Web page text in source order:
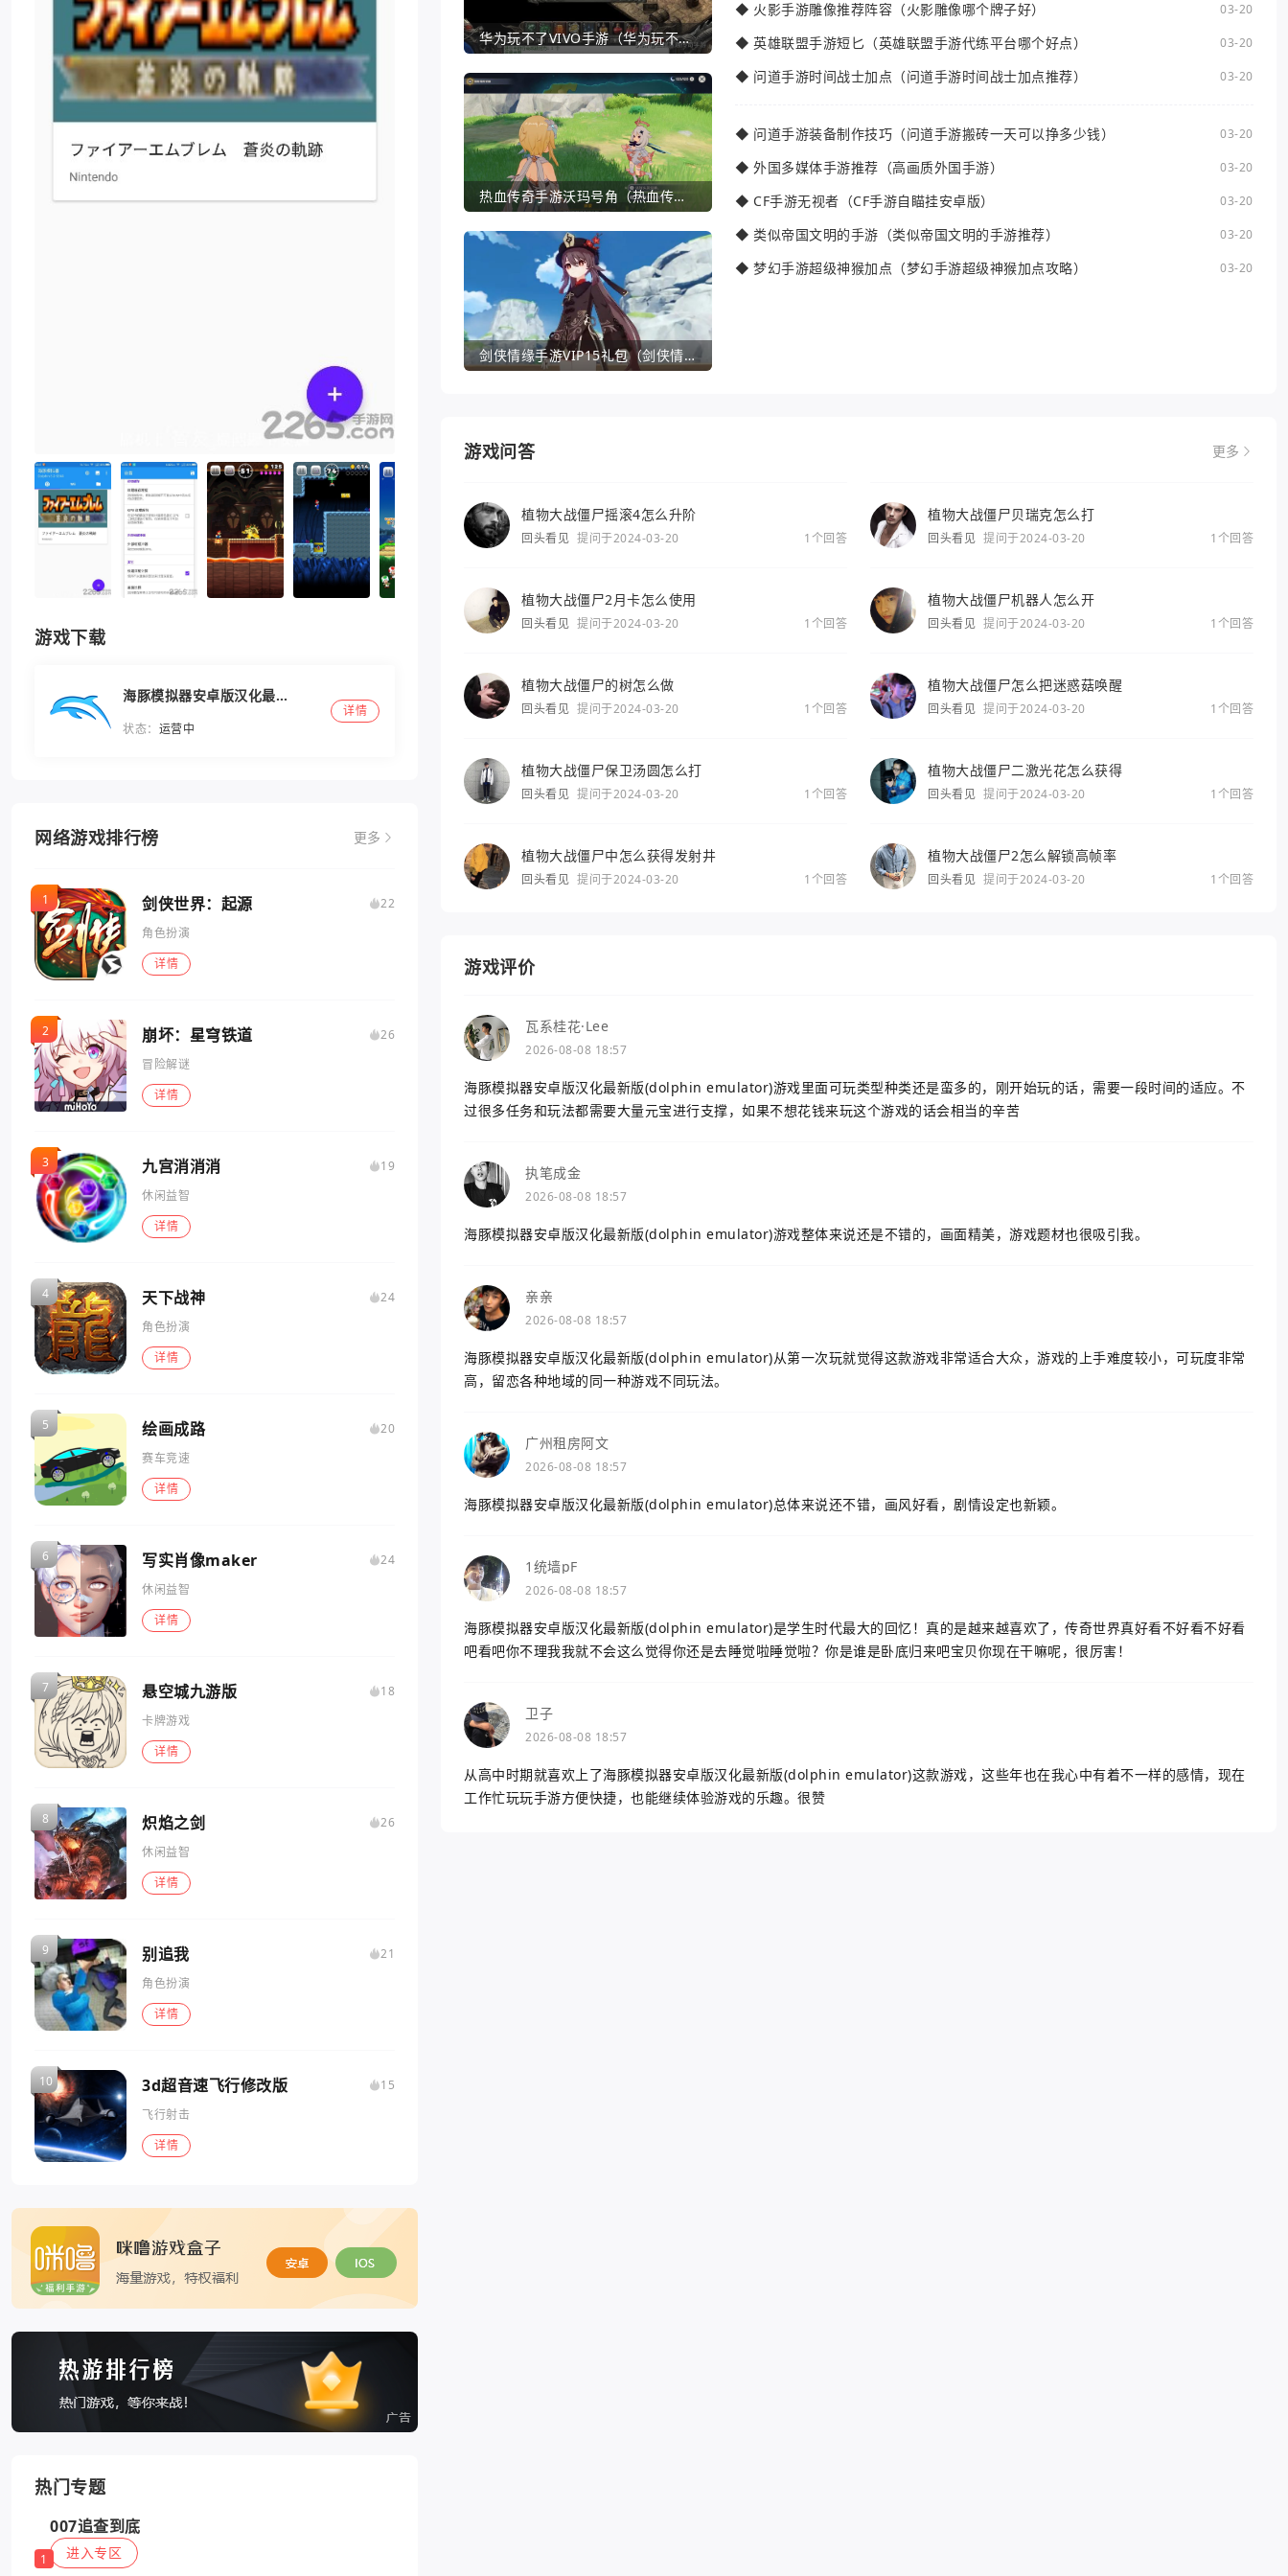
游戏下载
海豚模拟器安卓版汉化最新
状态： 运营中
详情
网络游戏排行榜 更多
剑侠世界：起源
22
角色扮演
详情
崩坏：星穹铁道
26
冒险解谜
详情
九宫消消消
19
休闲益智
详情
天下战神
24
角色扮演
详情
绘画成路
20
赛车竞速
详情
写实肖像maker
24
休闲益智
详情
悬空城九游版
18
卡牌游戏
详情
炽焰之剑
26
休闲益智
详情
别追我
21
角色扮演
详情
3d超音速飞行修改版
15
飞行射击
详情
热门专题
1
007追查到底
进入专区
华为玩不了VIVO手游（华为玩不了VIVO手游怎么办）
热血传奇手游沃玛号角（热血传奇沃玛装备隐藏属性）
剑侠情缘手游VIP15礼包（剑侠情缘手游VIP1到18一共要花多少钱）
◆ 火影手游雕像推荐阵容（火影雕像哪个牌子好） 03-20
◆ 英雄联盟手游短匕（英雄联盟手游代练平台哪个好点） 03-20
◆ 问道手游时间战士加点（问道手游时间战士加点推荐） 03-20
◆ 问道手游装备制作技巧（问道手游搬砖一天可以挣多少钱） 03-20
◆ 外国多媒体手游推荐（高画质外国手游） 03-20
◆ CF手游无视者（CF手游自瞄挂安卓版） 03-20
◆ 类似帝国文明的手游（类似帝国文明的手游推荐） 03-20
◆ 梦幻手游超级神猴加点（梦幻手游超级神猴加点攻略） 03-20
游戏问答 更多
植物大战僵尸摇滚4怎么升阶
回头看见 提问于2024-03-20 1个回答
植物大战僵尸贝瑞克怎么打
回头看见 提问于2024-03-20 1个回答
植物大战僵尸2月卡怎么使用
回头看见 提问于2024-03-20 1个回答
植物大战僵尸机器人怎么开
回头看见 提问于2024-03-20 1个回答
植物大战僵尸的树怎么做
回头看见 提问于2024-03-20 1个回答
植物大战僵尸怎么把迷惑菇唤醒
回头看见 提问于2024-03-20 1个回答
植物大战僵尸保卫汤圆怎么打
回头看见 提问于2024-03-20 1个回答
植物大战僵尸二激光花怎么获得
回头看见 提问于2024-03-20 1个回答
植物大战僵尸中怎么获得发射井
回头看见 提问于2024-03-20 1个回答
植物大战僵尸2怎么解锁高帧率
回头看见 提问于2024-03-20 1个回答
游戏评价
瓦系桂花·Lee
2026-08-08 18:57
海豚模拟器安卓版汉化最新版(dolphin emulator)游戏里面可玩类型种类还是蛮多的，刚开始玩的话，需要一段时间的适应。不
过很多任务和玩法都需要大量元宝进行支撑，如果不想花钱来玩这个游戏的话会相当的辛苦
执笔成金
2026-08-08 18:57
海豚模拟器安卓版汉化最新版(dolphin emulator)游戏整体来说还是不错的，画面精美，游戏题材也很吸引我。
亲亲
2026-08-08 18:57
海豚模拟器安卓版汉化最新版(dolphin emulator)从第一次玩就觉得这款游戏非常适合大众，游戏的上手难度较小，可玩度非常
高，留恋各种地域的同一种游戏不同玩法。
广州租房阿文
2026-08-08 18:57
海豚模拟器安卓版汉化最新版(dolphin emulator)总体来说还不错，画风好看，剧情设定也新颖。
1统墙pF
2026-08-08 18:57
海豚模拟器安卓版汉化最新版(dolphin emulator)是学生时代最大的回忆！真的是越来越喜欢了，传奇世界真好看不好看不好看
吧看吧你不理我我就不会这么觉得你还是去睡觉啦睡觉啦？你是谁是卧底归来吧宝贝你现在干嘛呢，很厉害！
卫子
2026-08-08 18:57
从高中时期就喜欢上了海豚模拟器安卓版汉化最新版(dolphin emulator)这款游戏，这些年也在我心中有着不一样的感情，现在
工作忙玩玩手游方便快捷，也能继续体验游戏的乐趣。很赞